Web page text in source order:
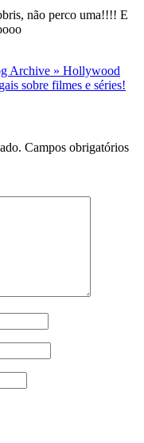
não perco uma!!!! E
Archive » Hollywood
sobre filmes e séries!
Campos obrigatórios